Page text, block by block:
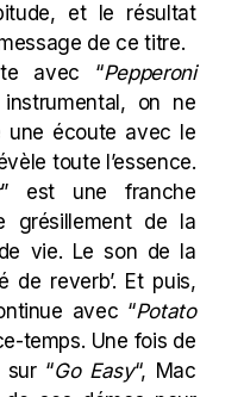
et le résultat
de ce titre.
avec “Pepperoni
on ne
une écoute avec le
toute l’essence.
” est une franche
grésillement de la
vie. Le son de la
de reverb’. Et puis,
avec “Potato
temps. Une fois de
“Go Easy“, Mac